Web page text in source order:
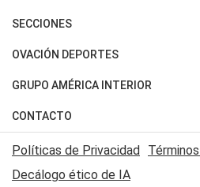
Últimas Noticias
Política
Judiciales
Economia
SECCIONES
Horóscopo
Motores
Trucos caseros
Series y Películas
Edictos y Solicitadas
OVACIÓN DEPORTES
Fútbol
Mundial
Automovilismo
Rugby
GRUPO AMÉRICA INTERIOR
Canal 7 en Vivo
CONTACTO
Acerca de Nosotros
Contactanos
Políticas de Privacidad
Decálogo ético de IA